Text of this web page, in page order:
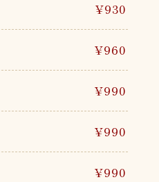
¥930
¥960
¥990
¥990
¥990